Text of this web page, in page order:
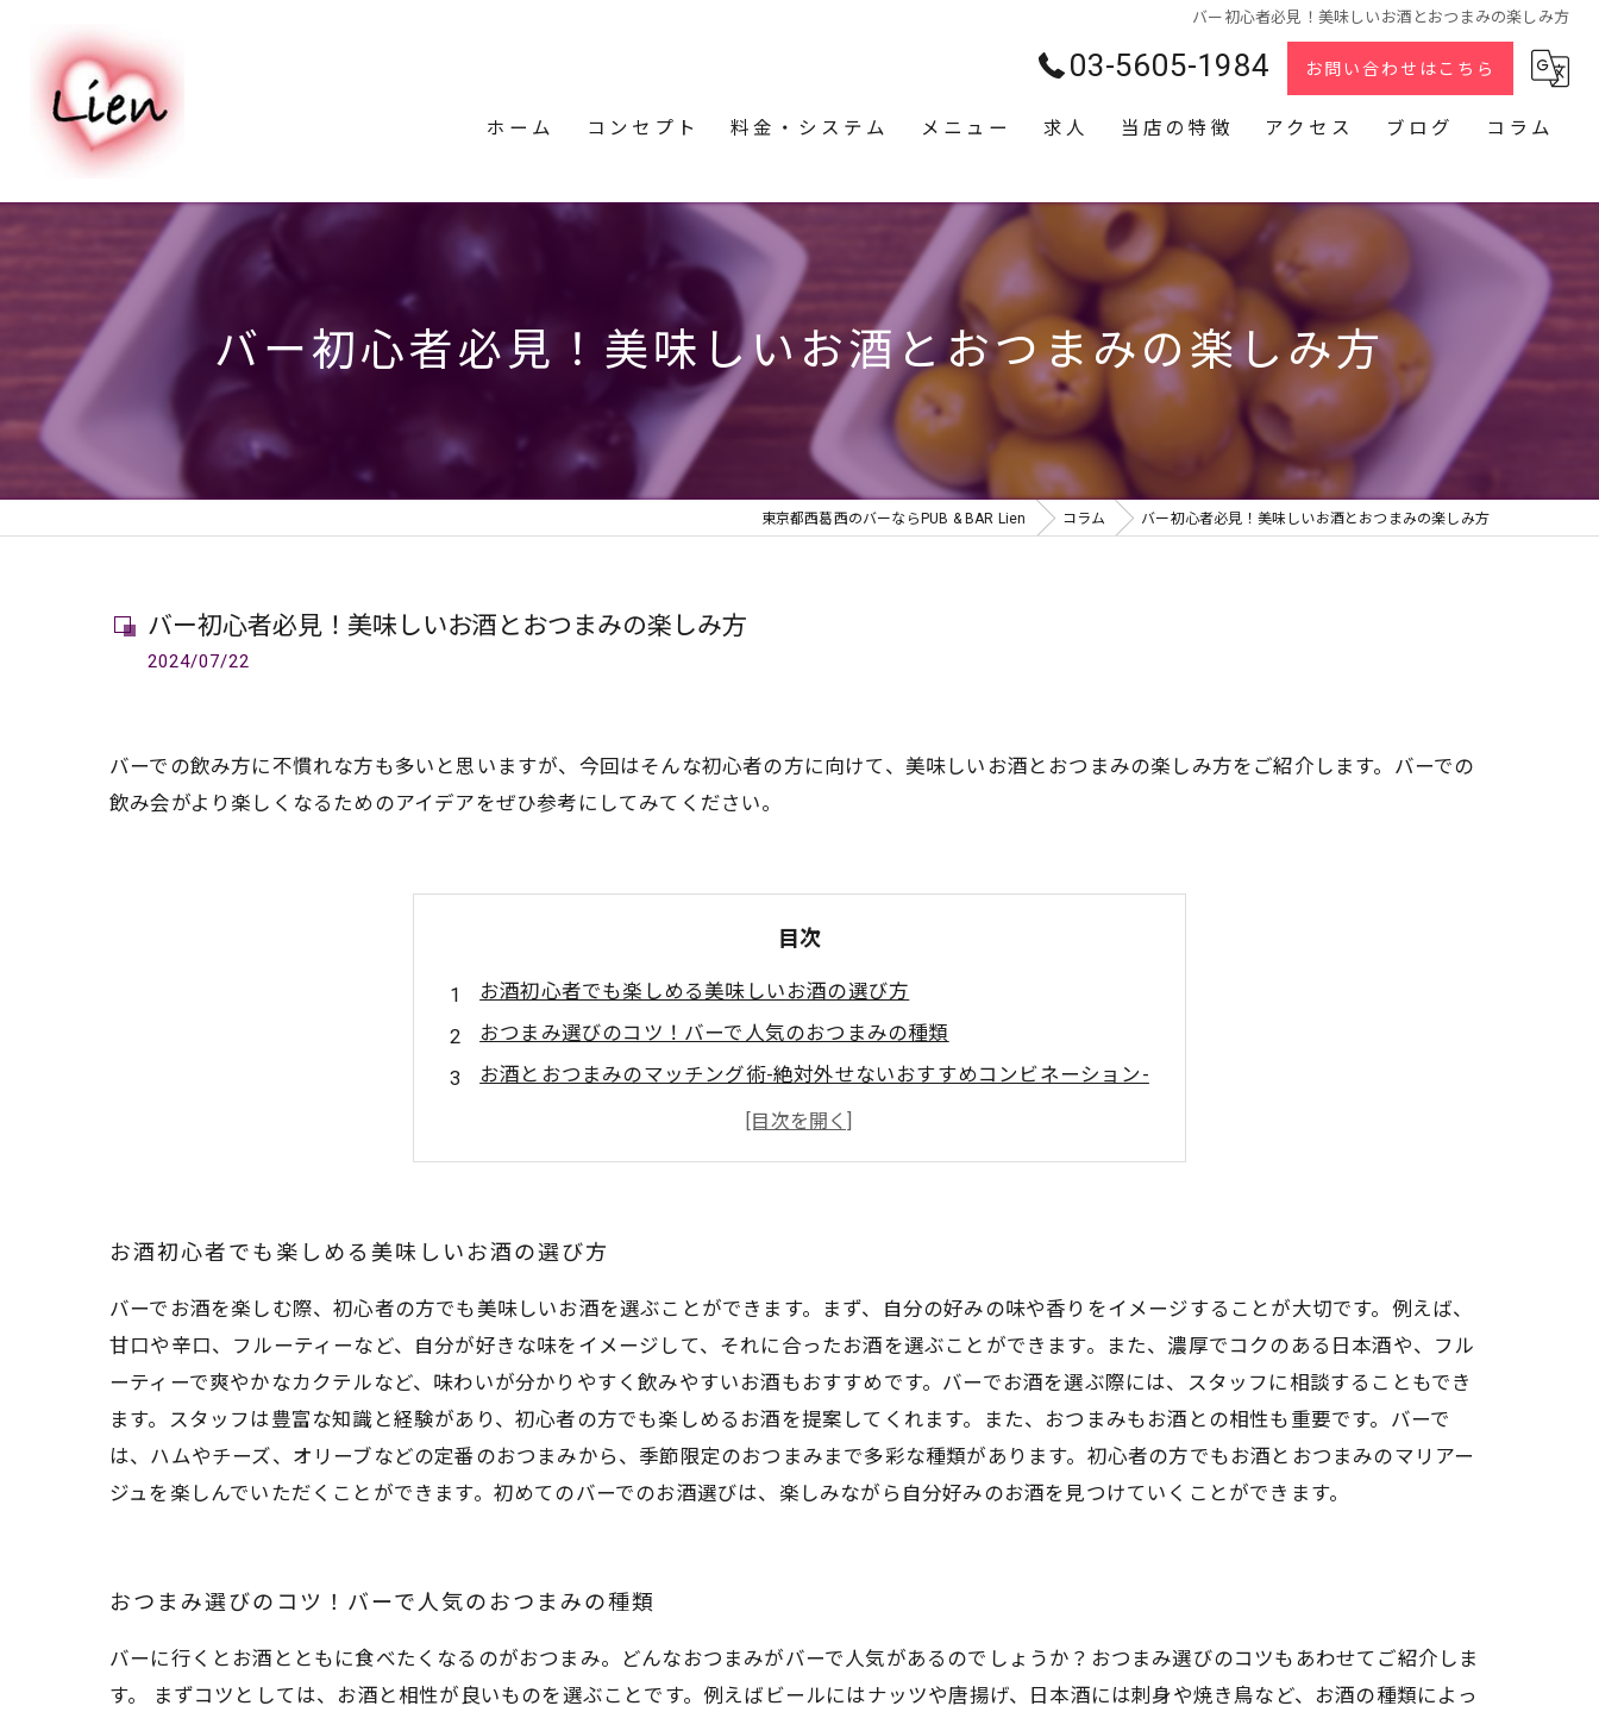
バー初心者必見！美味しいお酒とおつまみの楽しみ方
03-5605-1984 お問い合わせはこちら
ホーム コンセプト 料金・システム メニュー 求人 当店の特徴
スナック
2次会
貸切
カラオケ
アクセス ブログ コラム
バー初心者必見！美味しいお酒とおつまみの楽しみ方
東京都西葛西のバーならPUB & BAR Lien コラム バー初心者必見！美味しいお酒とおつまみの楽しみ方
バー初心者必見！美味しいお酒とおつまみの楽しみ方
2024/07/22
バーでの飲み方に不慣れな方も多いと思いますが、今回はそんな初心者の方に向けて、美味しいお酒とおつまみの楽しみ方をご紹介します。バーでの
飲み会がより楽しくなるためのアイデアをぜひ参考にしてみてください。
目次
お酒初心者でも楽しめる美味しいお酒の選び方
おつまみ選びのコツ！バーで人気のおつまみの種類
お酒とおつまみのマッチング術-絶対外せないおすすめコンビネーション-
バーでのマナーと楽しみ方-知っておきたいこと-
お酒初心者でも上手に楽しめる！バーでの楽しみ方
お酒初心者でも楽しめる美味しいお酒の選び方
バーでお酒を楽しむ際、初心者の方でも美味しいお酒を選ぶことができます。まず、自分の好みの味や香りをイメージすることが大切です。例えば、
甘口や辛口、フルーティーなど、自分が好きな味をイメージして、それに合ったお酒を選ぶことができます。また、濃厚でコクのある日本酒や、フル
ーティーで爽やかなカクテルなど、味わいが分かりやすく飲みやすいお酒もおすすめです。バーでお酒を選ぶ際には、スタッフに相談することもでき
ます。スタッフは豊富な知識と経験があり、初心者の方でも楽しめるお酒を提案してくれます。また、おつまみもお酒との相性も重要です。バーで
は、ハムやチーズ、オリーブなどの定番のおつまみから、季節限定のおつまみまで多彩な種類があります。初心者の方でもお酒とおつまみのマリアー
ジュを楽しんでいただくことができます。初めてのバーでのお酒選びは、楽しみながら自分好みのお酒を見つけていくことができます。
おつまみ選びのコツ！バーで人気のおつまみの種類
バーに行くとお酒とともに食べたくなるのがおつまみ。どんなおつまみがバーで人気があるのでしょうか？おつまみ選びのコツもあわせてご紹介しま
す。 まずコツとしては、お酒と相性が良いものを選ぶことです。例えばビールにはナッツや唐揚げ、日本酒には刺身や焼き鳥など、お酒の種類によっ